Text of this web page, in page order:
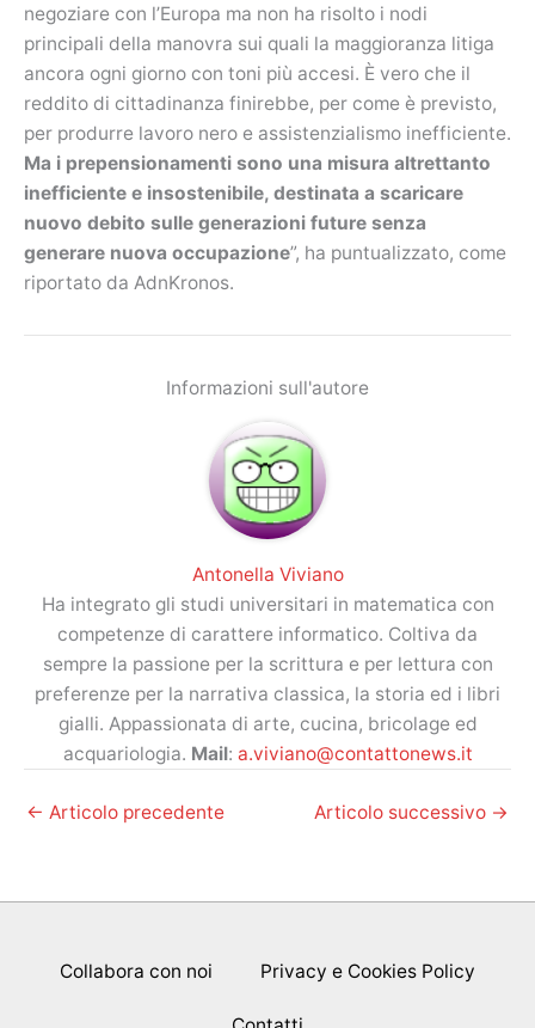
negoziare con l’Europa ma non ha risolto i nodi
principali della manovra sui quali la maggioranza litiga
ancora ogni giorno con toni più accesi. È vero che il
reddito di cittadinanza finirebbe, per come è previsto,
per produrre lavoro nero e assistenzialismo inefficiente.
Ma i prepensionamenti sono una misura altrettanto
inefficiente e insostenibile, destinata a scaricare
nuovo debito sulle generazioni future senza
generare nuova occupazione”, ha puntualizzato, come
riportato da AdnKronos.
Informazioni sull'autore
Antonella Viviano
Ha integrato gli studi universitari in matematica con
competenze di carattere informatico. Coltiva da
sempre la passione per la scrittura e per lettura con
preferenze per la narrativa classica, la storia ed i libri
gialli. Appassionata di arte, cucina, bricolage ed
acquariologia. Mail: a.viviano@contattonews.it
← Articolo precedente Articolo successivo →
Collabora con noi Privacy e Cookies Policy